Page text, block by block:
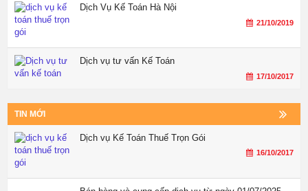
Dịch Vụ Kế Toán Hà Nội
21/10/2019
Dịch vụ tư vấn Kế Toán
17/10/2017
TIN MỚI
Dịch vụ Kế Toán Thuế Trọn Gói
16/10/2017